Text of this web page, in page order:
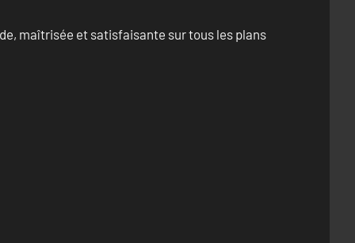
maîtrisée et satisfaisante sur tous les plans